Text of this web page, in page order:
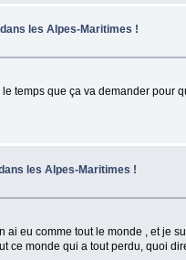
les Alpes-Maritimes !
temps que ça va demander
les Alpes-Maritimes !
eu comme tout le monde , et je
monde qui a tout perdu, quoi